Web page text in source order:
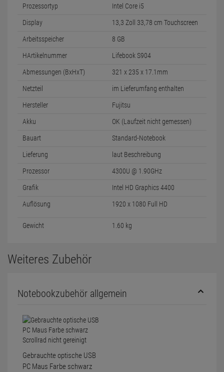
Prozessortyp Intel Core i5
Display 13,3 Zoll 33,78 cm Touchscreen
Arbeitsspeicher 8 GB
HArtikelnummer Lifebook S904
Abmessungen (BxHxT) 321 x 235 x 17.1mm
Netzteil im Lieferumfang enthalten
Hersteller Fujitsu
Akku OK (Laufzeit nicht gemessen)
Bauart Standard-Notebook
Lieferung laut Beschreibung
Prozessor 4300U @ 1.90GHz
Grafik Intel HD Graphics 4400
Auflösung 1920 x 1080 Full HD
Gewicht 1.60 kg
Weiteres Zubehör
Notebookzubehör allgemein
Gebrauchte optische USB
PC Maus Farbe schwarz